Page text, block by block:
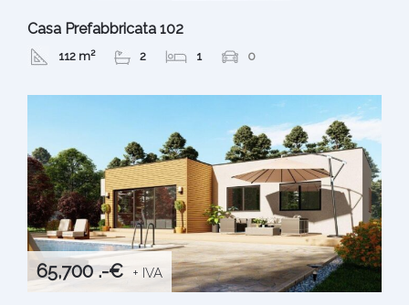
Casa Prefabbricata 102
112 m² 2 1 0
65,700 .-€ + IVA